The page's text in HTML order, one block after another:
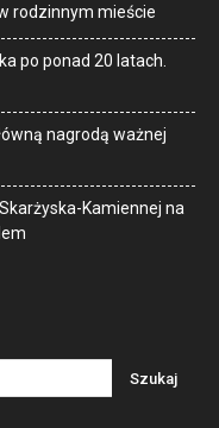
rodzinnym mieście
po ponad 20 latach.
nagrodą ważnej
Kamiennej na